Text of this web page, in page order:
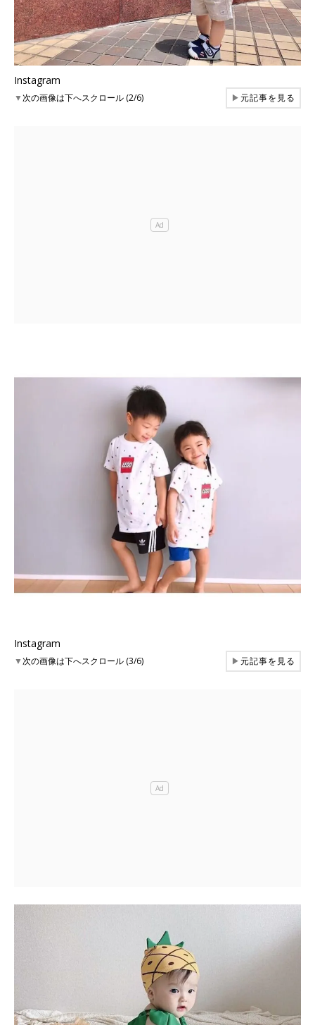
Instagram
▼次の画像は下へスクロール (2/6) ▶元記事を見る
Instagram
▼次の画像は下へスクロール (3/6) ▶元記事を見る